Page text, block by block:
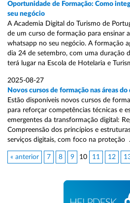
Oportunidade de Formação: Como
seu negócio
A Academia Digital do Turismo de
de um curso de formação para ensinar
whatsapp no seu negócio. A formação
dia 24 de setembro, com uma duração
terá lugar na Escola de Hotelaria e
2025-08-27
Novos cursos de formação nas áreas do
Estão disponíveis novos cursos de
para reforçar competências técnicas e
emergentes da transformação digital:
Compreensão dos princípios e
serviços digitais, com foco na proteção
« anterior 7 8 9 10 11 12